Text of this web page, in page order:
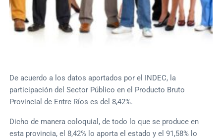
De acuerdo a los datos aportados por el INDEC, la
participación del Sector Público en el Producto Bruto
Provincial de Entre Ríos es del 8,42%.
Dicho de manera coloquial, de todo lo que se produce en
esta provincia, el 8,42% lo aporta el estado y el 91,58% lo